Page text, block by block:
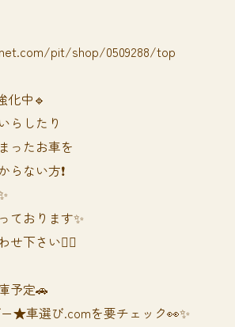
pit/shop/0509288/top
化中🔹
らしたり
ったお車を
らない方❗️
ております✨
せ下さい🙆‍♀️
予定🚗
★車選び.comを要チェック👀✨